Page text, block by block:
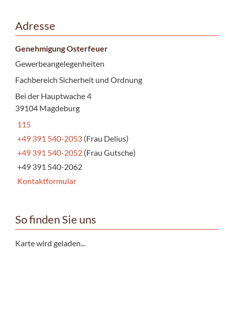
Adresse
Genehmigung Osterfeuer
Gewerbeangelegenheiten
Fachbereich Sicherheit und Ordnung
Bei der Hauptwache 4
39104 Magdeburg
115
+49 391 540-2053 (Frau Delius)
+49 391 540-2052 (Frau Gutsche)
+49 391 540-2062
Kontaktformular
So finden Sie uns
Karte wird geladen...